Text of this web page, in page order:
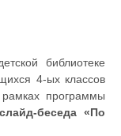
библиотеке
4-ых классов
программы
слайд-беседа «По